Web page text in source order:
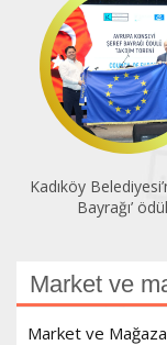
Kadıköy
Bayrağı’
Market ve
Market ve Mağaza